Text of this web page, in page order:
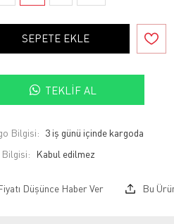
SEPETE EKLE
TEKLIF AL
Bilgisi: 3 iş günü içinde kargoda
Bilgisi:
Düşünce Haber Ver Bu